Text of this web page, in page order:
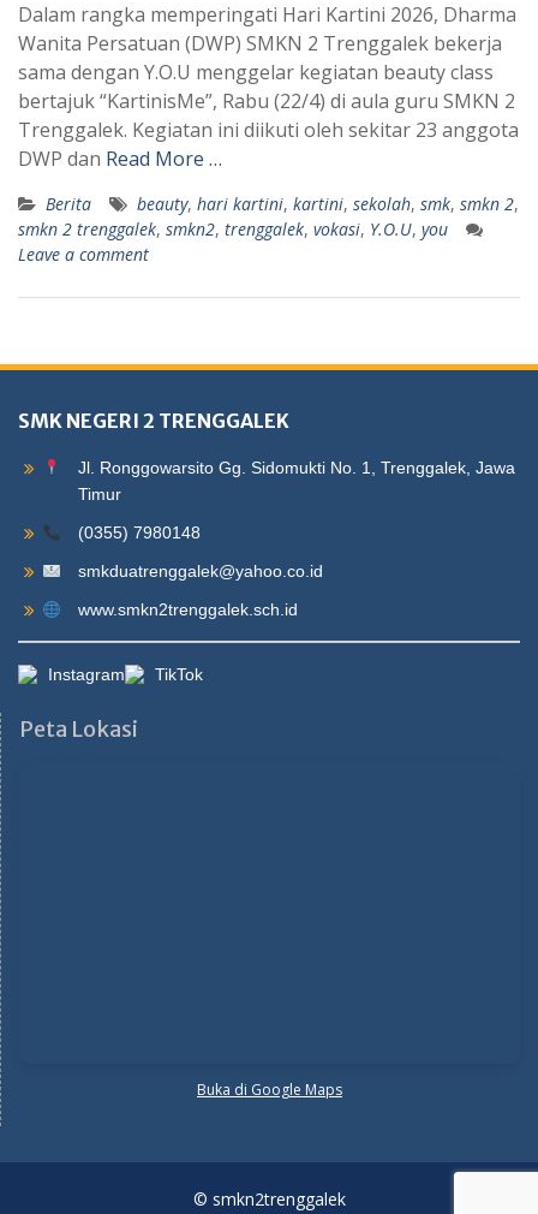
Dalam rangka memperingati Hari Kartini 2026, Dharma
Wanita Persatuan (DWP) SMKN 2 Trenggalek bekerja
sama dengan Y.O.U menggelar kegiatan beauty class
bertajuk “KartinisMe”, Rabu (22/4) di aula guru SMKN 2
Trenggalek. Kegiatan ini diikuti oleh sekitar 23 anggota
DWP dan Read More …
Berita beauty, hari kartini, kartini, sekolah, smk, smkn 2,
smkn 2 trenggalek, smkn2, trenggalek, vokasi, Y.O.U, you
Leave a comment
SMK NEGERI 2 TRENGGALEK
Jl. Ronggowarsito Gg. Sidomukti No. 1, Trenggalek, Jawa
Timur
(0355) 7980148
smkduatrenggalek@yahoo.co.id
www.smkn2trenggalek.sch.id
Instagram TikTok
Peta Lokasi
Buka di Google Maps
© smkn2trenggalek